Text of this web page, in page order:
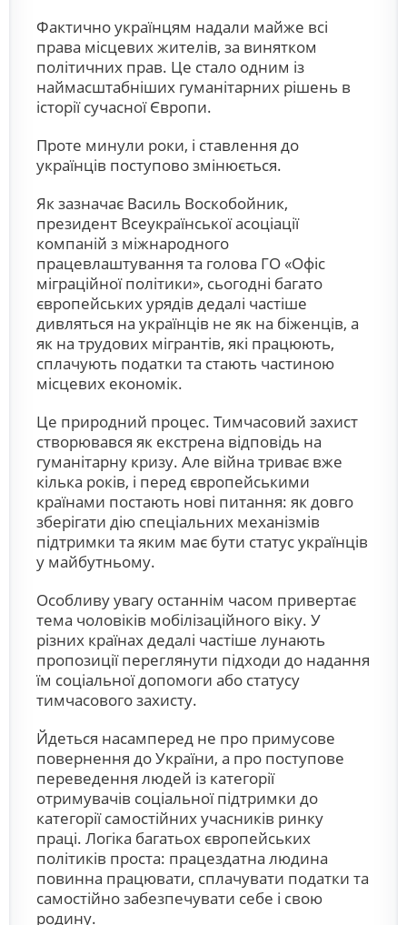
Фактично українцям надали майже всі
права місцевих жителів, за винятком
політичних прав. Це стало одним із
наймасштабніших гуманітарних рішень в
історії сучасної Європи.
Проте минули роки, і ставлення до
українців поступово змінюється.
Як зазначає Василь Воскобойник,
президент Всеукраїнської асоціації
компаній з міжнародного
працевлаштування та голова ГО «Офіс
міграційної політики», сьогодні багато
європейських урядів дедалі частіше
дивляться на українців не як на біженців, а
як на трудових мігрантів, які працюють,
сплачують податки та стають частиною
місцевих економік.
Це природний процес. Тимчасовий захист
створювався як екстрена відповідь на
гуманітарну кризу. Але війна триває вже
кілька років, і перед європейськими
країнами постають нові питання: як довго
зберігати дію спеціальних механізмів
підтримки та яким має бути статус українців
у майбутньому.
Особливу увагу останнім часом привертає
тема чоловіків мобілізаційного віку. У
різних країнах дедалі частіше лунають
пропозиції переглянути підходи до надання
їм соціальної допомоги або статусу
тимчасового захисту.
Йдеться насамперед не про примусове
повернення до України, а про поступове
переведення людей із категорії
отримувачів соціальної підтримки до
категорії самостійних учасників ринку
праці. Логіка багатьох європейських
політиків проста: працездатна людина
повинна працювати, сплачувати податки та
самостійно забезпечувати себе і свою
родину.